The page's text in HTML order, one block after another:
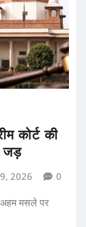
कोर्ट की
जड़
2026 0
अहम मसले पर